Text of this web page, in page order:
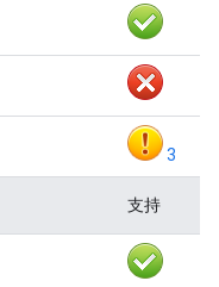
3
支持